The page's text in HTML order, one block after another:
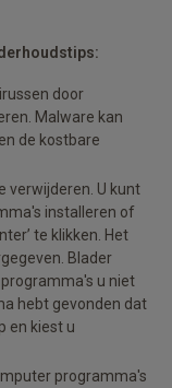
door
Malware kan
de kostbare
verwijderen. U kunt
installeren of
te klikken. Het
Blader
u niet
hebt gevonden dat
en kiest u
programma's